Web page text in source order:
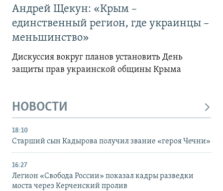
Андрей Щекун: «Крым –
единственный регион, где украинцы –
меньшинство»
Дискуссия вокруг планов установить День
защиты прав украинской общины Крыма
НОВОСТИ
18:10
Старший сын Кадырова получил звание «героя Чечни»
16:27
Легион «Свобода России» показал кадры разведки
моста через Керченский пролив